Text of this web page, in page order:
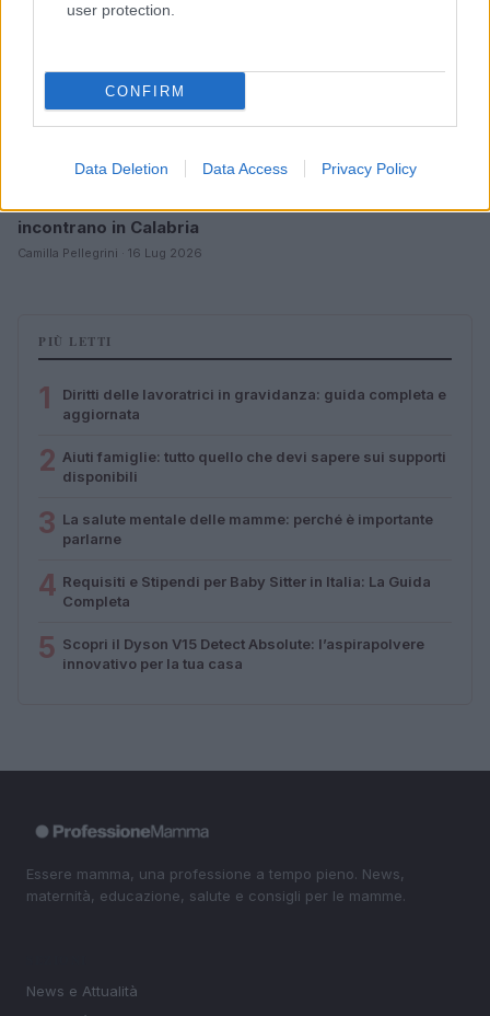
user protection.
CONFIRM
Data Deletion Data Access Privacy Policy
Lamezia International Film Fest: arte e cultura si
incontrano in Calabria
Camilla Pellegrini · 16 Lug 2026
PIÙ LETTI
1
Diritti delle lavoratrici in gravidanza: guida completa e
aggiornata
2 Aiuti famiglie: tutto quello che devi sapere sui supporti
disponibili
3 La salute mentale delle mamme: perché è importante
parlarne
4 Requisiti e Stipendi per Baby Sitter in Italia: La Guida
Completa
5 Scopri il Dyson V15 Detect Absolute: l’aspirapolvere
innovativo per la tua casa
Essere mamma, una professione a tempo pieno. News,
maternità, educazione, salute e consigli per le mamme.
News e Attualità